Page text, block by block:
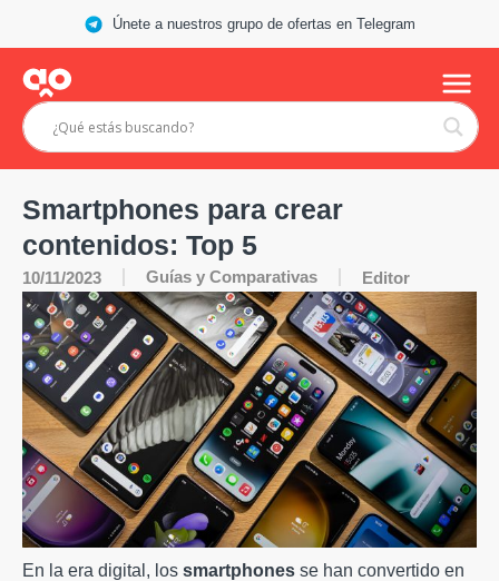
Únete a nuestros grupo de ofertas en Telegram
Smartphones para crear
contenidos: Top 5
10/11/2023 Guías y Comparativas Editor
En la era digital, los smartphones se han convertido en